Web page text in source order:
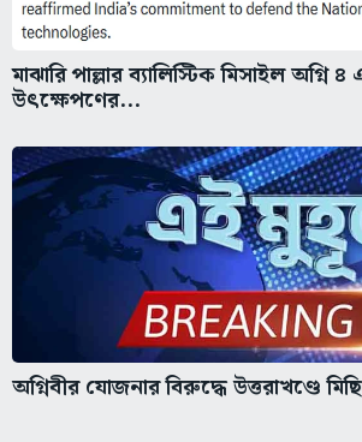
মাঝারি পাল্লার ব্যালিস্টিক মিসাইল অগ্নি
উৎক্ষেপণের...
অগ্নিবীর যোজনার বিরুদ্ধে উত্তরাখণ্ডে